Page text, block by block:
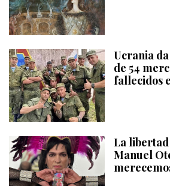
Ucrania
de 54
fallecidos
La
Manuel